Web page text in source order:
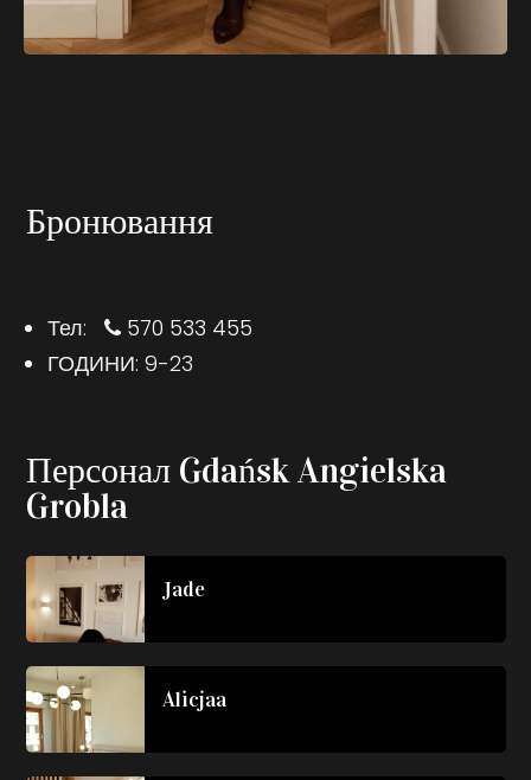
Бронювання
Тел:
570 533 455
ГОДИНИ: 9-23
Персонал Gdańsk Angielska
Grobla
Jade
Alicjaa